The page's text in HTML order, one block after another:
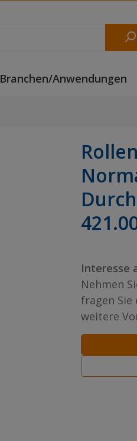
Branchen/Anwendungen
Interesse
Nehmen
fragen Sie
weitere